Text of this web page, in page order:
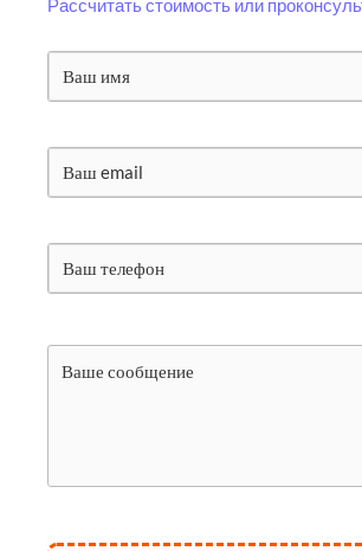
Рассчитать стоимость или